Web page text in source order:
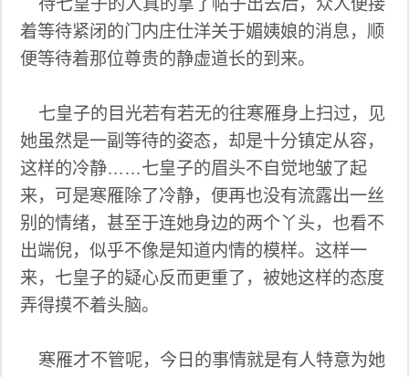
待七皇子的人真的拿了帖子出去后，众人便接
着等待紧闭的门内庄仕洋关于媚姨娘的消息，顺
便等待着那位尊贵的静虚道长的到来。
七皇子的目光若有若无的往寒雁身上扫过，见
她虽然是一副等待的姿态，却是十分镇定从容，
这样的冷静……七皇子的眉头不自觉地皱了起
来，可是寒雁除了冷静，便再也没有流露出一丝
别的情绪，甚至于连她身边的两个丫头，也看不
出端倪，似乎不像是知道内情的模样。这样一
来，七皇子的疑心反而更重了，被她这样的态度
弄得摸不着头脑。
寒雁才不管呢，今日的事情就是有人特意为她